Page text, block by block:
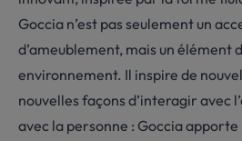
Goccia n’est pas seulement un
d’ameublement, mais un élément
environnement. Il inspire de
nouvelles façons d’interagir avec
avec la personne : Goccia apporte